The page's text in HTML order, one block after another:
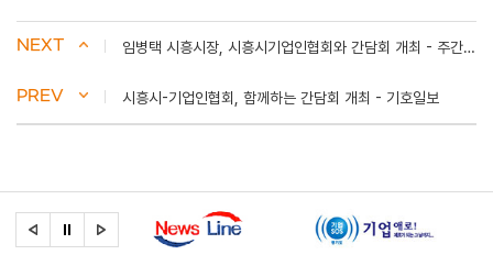
NEXT 임병택 시흥시장, 시흥시기업인협회와 간담회 개최 - 주간시흥
PREV 시흥시-기업인협회, 함께하는 간담회 개최 - 기호일보